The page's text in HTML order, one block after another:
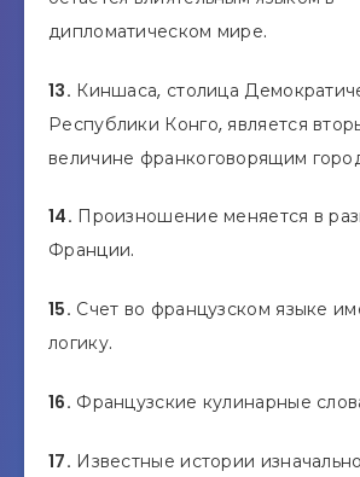
дипломатическом мире.
13. Киншаса, столица
Республики Конго, является
величине франкоговорящим
14. Произношение меняется в
Франции.
15. Счет во французском языке
логику.
16. Французские кулинарные
17. Известные истории